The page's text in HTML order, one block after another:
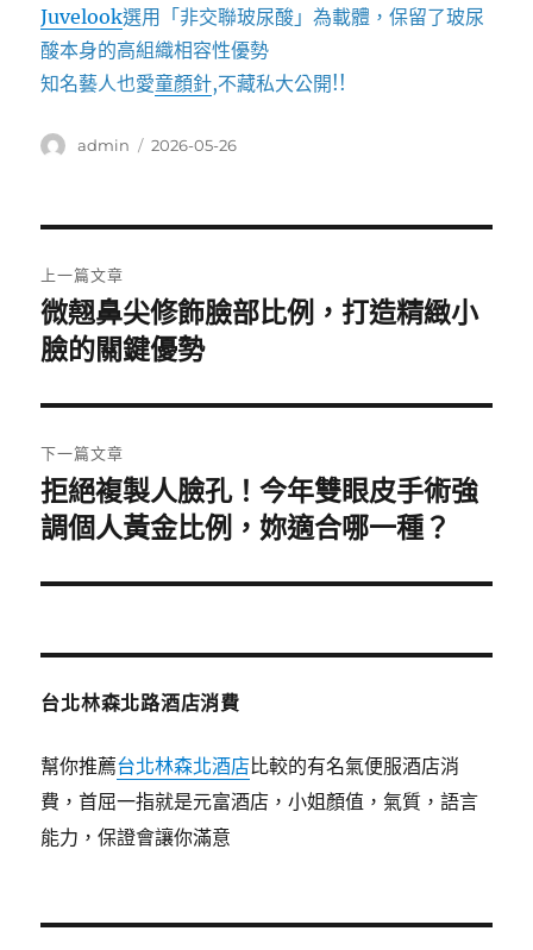
Juvelook選用「非交聯玻尿酸」為載體，保留了玻尿
酸本身的高組織相容性優勢
知名藝人也愛童顏針,不藏私大公開!!
作
admin
發
2026-05-26
章
導
覽
上一篇文章
上
一
文
章:
微翹鼻尖修飾臉部比例，打造精緻小
臉的關鍵優勢
下一篇文章
下
一
文
拒絕複製人臉孔！今年雙眼皮手術強
調個人黃金比例，妳適合哪一種？
台北林森北路酒店消費
幫你推薦台北林森北酒店比較的有名氣便服酒店消
費，首屈一指就是元富酒店，小姐顏值，氣質，語言
能力，保證會讓你滿意